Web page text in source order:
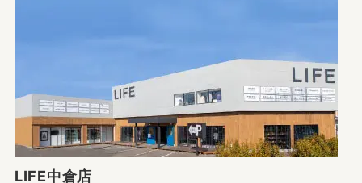
LIFE中倉店